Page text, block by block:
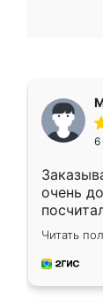
6
очень
делу
за день,
Читать